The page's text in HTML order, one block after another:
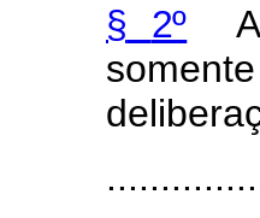
§
2º A
somente